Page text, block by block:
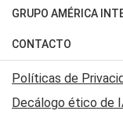
Judiciales
Economia
Motores
Trucos caseros
Series y Películas
Edictos y Solicitadas
Fútbol
Mundial
Automovilismo
Rugby
GRUPO AMÉRICA
Canal 7 en Vivo
CONTACTO
Acerca de Nosotros
Contactanos
Políticas de
Decálogo ético de